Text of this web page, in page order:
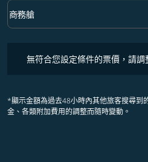
艙等 option 商務艙 Selected
商務艙
keyboard_arrow_down
無符合您設定條件的票價，請調
*顯示金額為過去48小時內其他旅客搜尋到
金、各類附加費用的調整而隨時變動。